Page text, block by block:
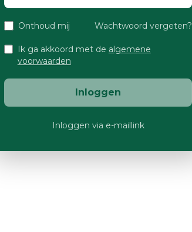
Onthoud mij Wachtwoord vergeten?
Ik ga akkoord met de algemene
voorwaarden
Inloggen
Inloggen via e-maillink